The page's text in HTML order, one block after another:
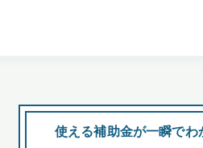
使える補助金が一瞬でわ